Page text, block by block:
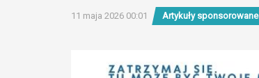
11 maja 2026 00:01 Artykuły sponsorowane